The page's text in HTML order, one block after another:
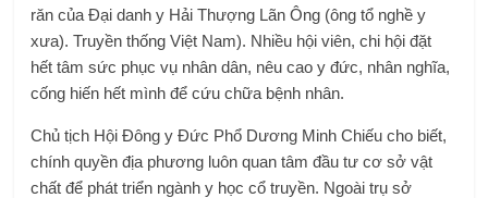
răn của Đại danh y Hải Thượng Lãn Ông (ông tổ nghề y
xưa). Truyền thống Việt Nam). Nhiều hội viên, chi hội đặt
hết tâm sức phục vụ nhân dân, nêu cao y đức, nhân nghĩa,
cống hiến hết mình để cứu chữa bệnh nhân.
Chủ tịch Hội Đông y Đức Phổ Dương Minh Chiếu cho biết,
chính quyền địa phương luôn quan tâm đầu tư cơ sở vật
chất để phát triển ngành y học cổ truyền. Ngoài trụ sở